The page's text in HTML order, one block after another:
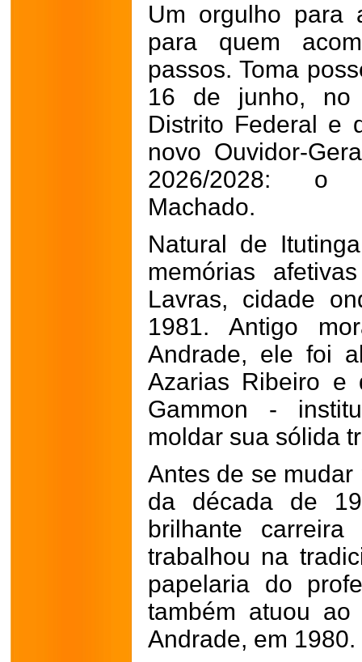
Um orgulho para
para quem
passos. Toma
16 de junho, no
Distrito Federal e
novo Ouvidor-
2026/2028: o
Machado.
Natural de
memórias
Lavras, cidade
1981. Antigo
Andrade, ele foi
Azarias Ribeiro e
Gammon -
moldar sua sólida
Antes de se
da década de
brilhante carreira
trabalhou na
papelaria do
também atuou
Andrade, em 1980.